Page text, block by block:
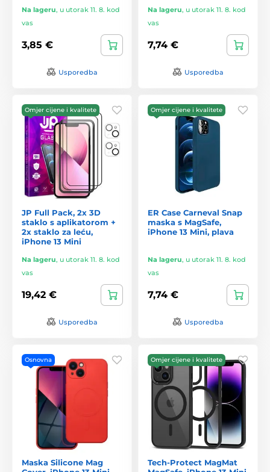
Na lageru, u utorak 11. 8. kod
vas
3,85 €
Usporedba
Na lageru, u utorak 11. 8. kod
vas
7,74 €
Usporedba
Omjer cijene i kvalitete
JP Full Pack, 2x 3D
staklo s aplikatorom +
2x staklo za leću,
iPhone 13 Mini
Na lageru, u utorak 11. 8. kod
vas
19,42 €
Usporedba
Omjer cijene i kvalitete
ER Case Carneval Snap
maska s MagSafe,
iPhone 13 Mini, plava
Na lageru, u utorak 11. 8. kod
vas
7,74 €
Usporedba
Osnovna
Maska Silicone Mag
Omjer cijene i kvalitete
Tech-Protect MagMat